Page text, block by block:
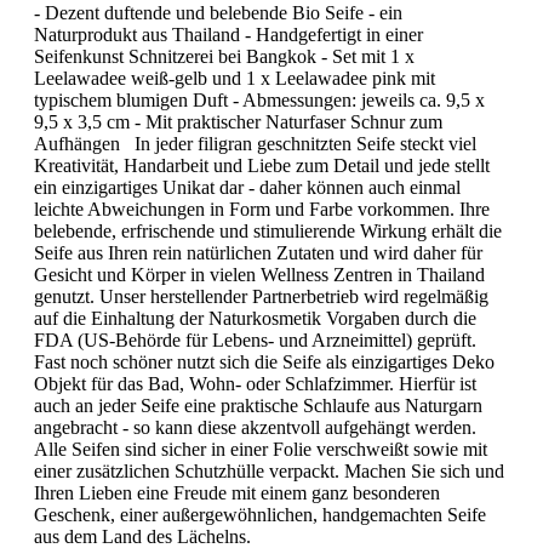
- Dezent duftende und belebende Bio Seife - ein
Naturprodukt aus Thailand - Handgefertigt in einer
Seifenkunst Schnitzerei bei Bangkok - Set mit 1 x
Leelawadee weiß-gelb und 1 x Leelawadee pink mit
typischem blumigen Duft - Abmessungen: jeweils ca. 9,5 x
9,5 x 3,5 cm - Mit praktischer Naturfaser Schnur zum
Aufhängen In jeder filigran geschnitzten Seife steckt viel
Kreativität, Handarbeit und Liebe zum Detail und jede stellt
ein einzigartiges Unikat dar - daher können auch einmal
leichte Abweichungen in Form und Farbe vorkommen. Ihre
belebende, erfrischende und stimulierende Wirkung erhält die
Seife aus Ihren rein natürlichen Zutaten und wird daher für
Gesicht und Körper in vielen Wellness Zentren in Thailand
genutzt. Unser herstellender Partnerbetrieb wird regelmäßig
auf die Einhaltung der Naturkosmetik Vorgaben durch die
FDA (US-Behörde für Lebens- und Arzneimittel) geprüft.
Fast noch schöner nutzt sich die Seife als einzigartiges Deko
Objekt für das Bad, Wohn- oder Schlafzimmer. Hierfür ist
auch an jeder Seife eine praktische Schlaufe aus Naturgarn
angebracht - so kann diese akzentvoll aufgehängt werden.
Alle Seifen sind sicher in einer Folie verschweißt sowie mit
einer zusätzlichen Schutzhülle verpackt. Machen Sie sich und
Ihren Lieben eine Freude mit einem ganz besonderen
Geschenk, einer außergewöhnlichen, handgemachten Seife
aus dem Land des Lächelns.